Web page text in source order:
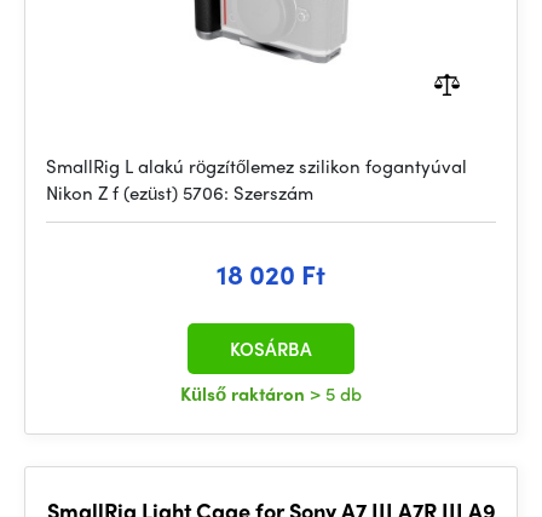
SmallRig L alakú rögzítőlemez szilikon fogantyúval
Nikon Z f (ezüst) 5706: Szerszám
18 020 Ft
Külső raktáron > 5 db
KOSÁRBA
SmallRig Light Cage for Sony A7 III A7R III A9